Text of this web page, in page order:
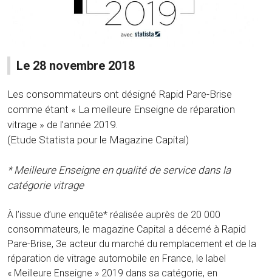
Le 28 novembre 2018
Les consommateurs ont désigné Rapid Pare-Brise
comme étant « La meilleure Enseigne de réparation
vitrage » de l’année 2019.
(Etude Statista pour le Magazine Capital)
* Meilleure Enseigne en qualité de service dans la
catégorie vitrage
À l’issue d’une enquête* réalisée auprès de 20 000
consommateurs, le magazine Capital a décerné à Rapid
Pare-Brise, 3e acteur du marché du remplacement et de la
réparation de vitrage automobile en France, le label
« Meilleure Enseigne » 2019 dans sa catégorie, en